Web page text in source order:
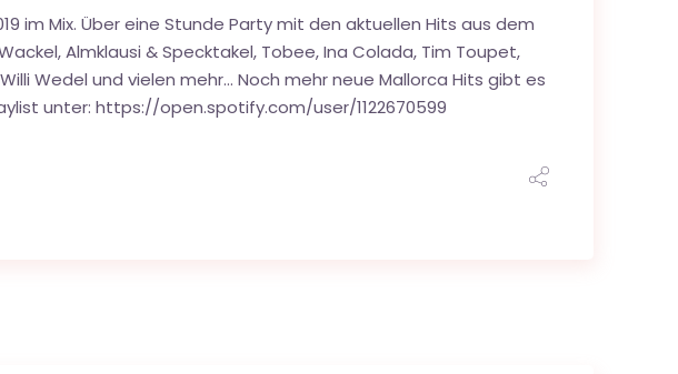
im Mix. Über eine Stunde Party mit den aktuellen Hits aus dem
Almklausi & Specktakel, Tobee, Ina Colada, Tim Toupet,
Willi Wedel und vielen mehr… Noch mehr neue Mallorca Hits gibt es
unter: https://open.spotify.com/user/1122670599